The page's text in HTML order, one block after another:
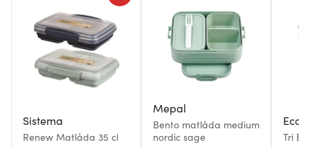
Sistema
Renew Matlåda 35 cl
Mepal
Bento matlåda medium
nordic sage
Eco
Tri